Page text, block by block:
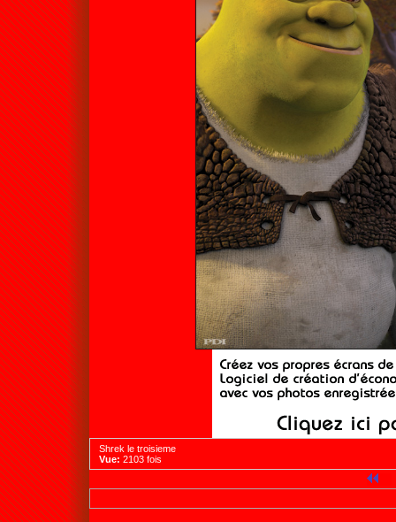
Shrek le troisieme
Vue: 2103 fois